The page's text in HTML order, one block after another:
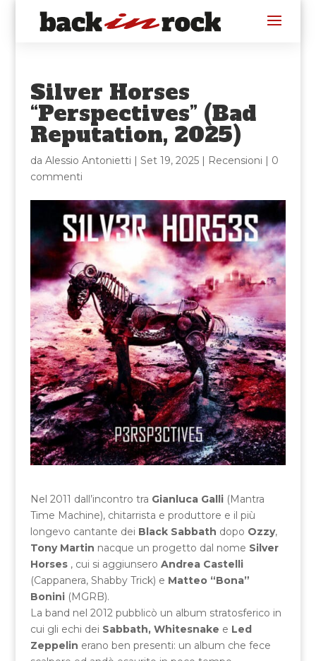
Silver Horses
“Perspectives” (Bad
Reputation, 2025)
da Alessio Antonietti | Set 19, 2025| Recensioni | 0
commenti
Nel 2011 dall’incontro tra Gianluca Galli(Mantra
Time Machine), chitarrista e produttore e il più
longevo cantante dei Black Sabbath dopo Ozzy,
Tony Martin nacque un progetto dal nome Silver
Horses, cui si aggiunsero Andrea Castelli
(Cappanera, Shabby Trick) e Matteo “Bona”
Bonini (MGRB).
La band nel 2012 pubblicò un album stratosferico in
cui gli echi dei Sabbath, Whitesnake e Led
Zeppelin erano ben presenti: un album che fece